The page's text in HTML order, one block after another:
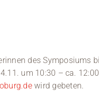
des Symposiums
um 10:30 – ca.
wird gebeten.